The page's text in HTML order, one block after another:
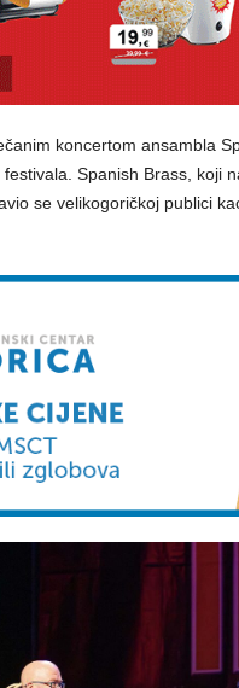
koncertom ansambla
Spanish Brass, koji
se velikogoričkoj publici